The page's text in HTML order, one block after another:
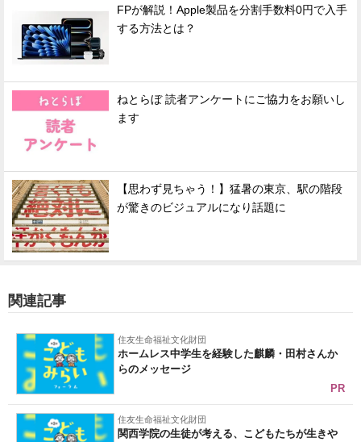
FPが解説！Apple製品を分割手数料0円で入手
する方法とは？
ねとらぼ 読者アンケートにご協力をお願いし
ます
【思わず見ちゃう！】猛暑の東京、駅の階段
が驚きのビジュアルになり話題に
関連記事
住友生命福祉文化財団
ホームレス中学生を経験した麒麟・田村さんか
らのメッセージ
PR
住友生命福祉文化財団
関西学院の生徒が考える、こどもたちが生きや